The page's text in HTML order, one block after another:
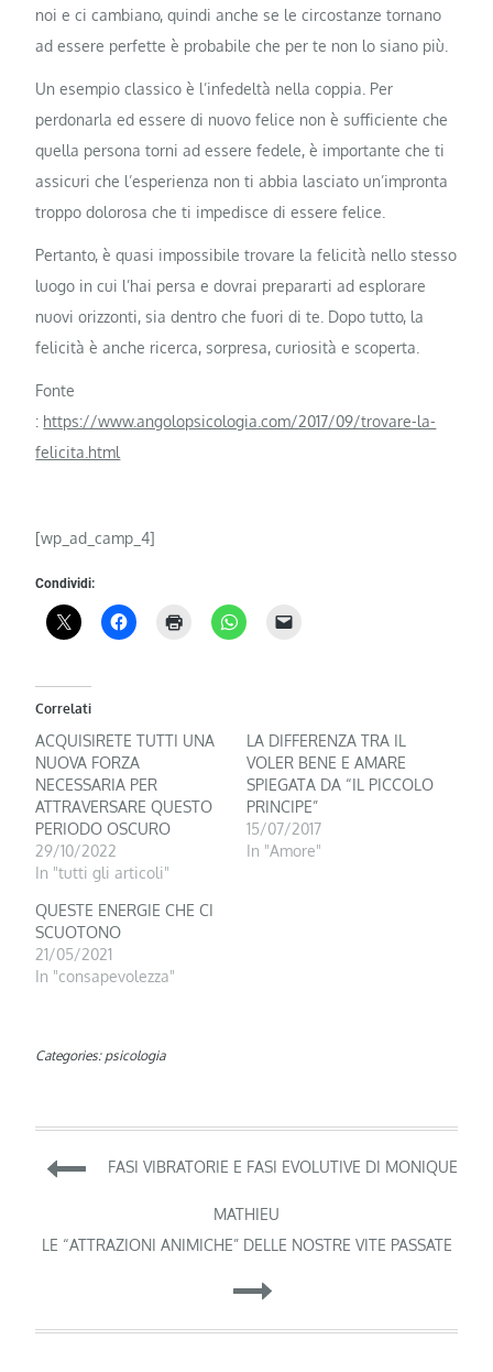
noi e ci cambiano, quindi anche se le circostanze tornano
ad essere perfette è probabile che per te non lo siano più.
Un esempio classico è l’infedeltà nella coppia. Per
perdonarla ed essere di nuovo felice non è sufficiente che
quella persona torni ad essere fedele, è importante che ti
assicuri che l’esperienza non ti abbia lasciato un’impronta
troppo dolorosa che ti impedisce di essere felice.
Pertanto, è quasi impossibile trovare la felicità nello stesso
luogo in cui l’hai persa e dovrai prepararti ad esplorare
nuovi orizzonti, sia dentro che fuori di te. Dopo tutto, la
felicità è anche ricerca, sorpresa, curiosità e scoperta.
Fonte
: https://www.angolopsicologia.com/2017/09/trovare-la-
felicita.html
[wp_ad_camp_4]
Condividi:
Correlati
ACQUISIRETE TUTTI UNA
NUOVA FORZA
NECESSARIA PER
ATTRAVERSARE QUESTO
PERIODO OSCURO
29/10/2022
In "tutti gli articoli"
LA DIFFERENZA TRA IL
VOLER BENE E AMARE
SPIEGATA DA “IL PICCOLO
PRINCIPE”
15/07/2017
In "Amore"
QUESTE ENERGIE CHE CI
SCUOTONO
21/05/2021
In "consapevolezza"
Categories: psicologia
Navigazione
articoli
FASI VIBRATORIE E FASI EVOLUTIVE DI MONIQUE
MATHIEU
LE “ATTRAZIONI ANIMICHE” DELLE NOSTRE VITE PASSATE